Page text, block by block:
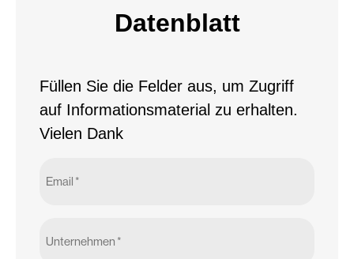
Datenblatt
Füllen Sie die Felder aus, um Zugriff
auf Informationsmaterial zu erhalten.
Vielen Dank